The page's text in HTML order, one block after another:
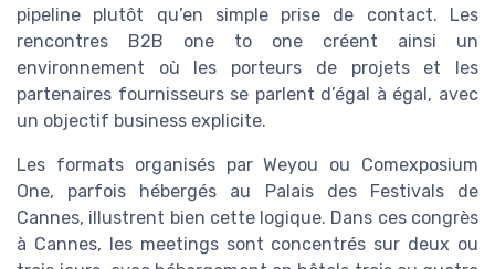
pipeline plutôt qu’en simple prise de contact. Les
rencontres B2B one to one créent ainsi un
environnement où les porteurs de projets et les
partenaires fournisseurs se parlent d’égal à égal, avec
un objectif business explicite.
Les formats organisés par Weyou ou Comexposium
One, parfois hébergés au Palais des Festivals de
Cannes, illustrent bien cette logique. Dans ces congrès
à Cannes, les meetings sont concentrés sur deux ou